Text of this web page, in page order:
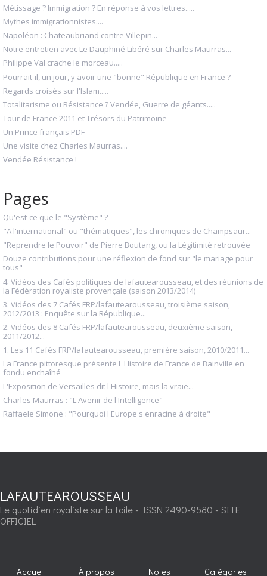
Métissage ? Immigration ? En réponse à vos lettres.....
Mythes immigrationnistes....
Napoléon : Chateaubriand contre Villepin...
Notre entretien avec Le Dauphiné Libéré sur Charles Maurras...
Philippe Val crache le morceau.....
Pourrait-il, un jour, y avoir une "bonne" République en France ?
Regards croisés sur l'Islam.....
Totalitarisme ou Résistance ? Vendée, Guerre de géants.....
Tour de France 2011 et Trésors du Patrimoine
Un Prince français PDF
Une visite chez Charles Maurras....
Vendée Résistance !
Pages
Qu'est-ce que le "Système" ?
"A l'international" ou "thématiques", les chroniques de Champsaur...
"Reprendre le Pouvoir" de Pierre Boutang, ou la Légitimité retrouvée
Douze contributions pour une réflexion de fond sur "le mariage pour
tous"
4. Vidéos des Cafés politiques de lafautearousseau, et des réunions de
la Fédération royaliste provençale (saison 2013/2014)
3. Vidéos des 7 Cafés FRP/lafautearousseau, troisième saison,
2012/2013 : Enquête sur la République...
2. Vidéos des 8 Cafés FRP/lafautearousseau, deuxième saison,
2011/2012...
1. Les 11 Cafés FRP/lafautearousseau, première saison, 2010/2011...
La France pittoresque présente L'Histoire de France de Bainville en
fondu enchaîné
L'Exposition de Versailles dit l'Histoire, mais la vraie...
Charles Maurras : "L'Avenir de l'Intelligence"
Raffaele Simone : "Pourquoi l'Europe s'enracine à droite"
LAFAUTEAROUSSEAU
Le quotidien royaliste sur la toile - ISSN 2490-9580 - SITE
OFFICIEL
Accueil À propos Notes Catégories